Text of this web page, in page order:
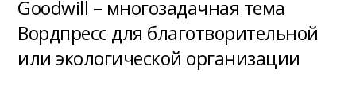
Goodwill – многозадачная тема
Вордпресс для благотворительной
или экологической организации